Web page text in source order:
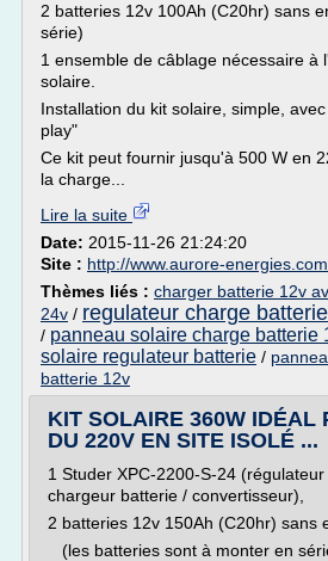
2 batteries 12v 100Ah (C20hr) sans
série)
1 ensemble de câblage nécessaire à
solaire.
Installation du kit solaire, simple,
play"
Ce kit peut fournir jusqu'à 500 W en
la charge...
Lire la suite
Date: 2015-11-26 21:24:20
Site : http://www.aurore-energies.com
Thèmes liés : charger batterie 12v
24v / regulateur charge
/ panneau solaire charge batterie
solaire regulateur batterie /
batterie 12v
KIT SOLAIRE 360W IDÉAL
DU 220V EN SITE ISOLÉ ...
1 Studer XPC-2200-S-24
chargeur batterie / convertisseur),
2 batteries 12v 150Ah (C20hr) sans
(les batteries sont à monter en